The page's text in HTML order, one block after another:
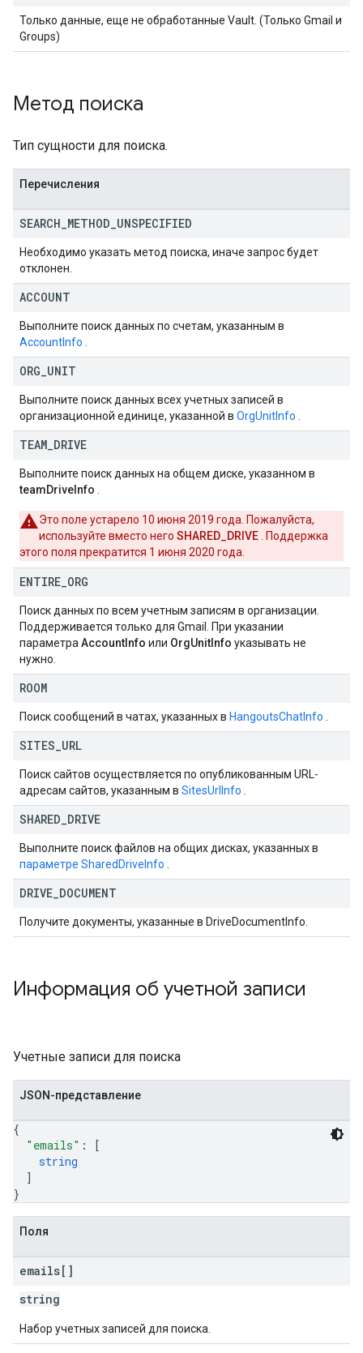
Только данные, еще не обработанные Vault. (Только Gmail и
Groups)
Метод поиска
Тип сущности для поиска.
Перечисления
SEARCH METHOD UNSPECIFIED
Необходимо указать метод поиска, иначе запрос будет
отклонен.
ACCOUNT
Выполните поиск данных по счетам, указанным в
AccountInfo
ORG UNIT
Выполните поиск данных всех учетных записей в
организационной единице, указанной в OrgUnitInfo
TEAM DRIVE
Выполните поиск данных на общем диске, указанном в
teamDriveInfo
Это поле устарело 10 июня 2019 года. Пожалуйста,
используйте вместо него SHARED_DRIVE . Поддержка
этого поля прекратится 1 июня 2020 года.
ENTIRE ORG
Поиск данных по всем учетным записям в организации.
Поддерживается только для Gmail. При указании
параметра AccountInfo или OrgUnitInfo указывать не
нужно.
ROOM
Поиск сообщений в чатах, указанных в HangoutsChatInfo
SITES URL
Поиск сайтов осуществляется по опубликованным URL-
адресам сайтов, указанным в SitesUrlInfo
SHARED DRIVE
Выполните поиск файлов на общих дисках, указанных в
параметре SharedDriveInfo
DRIVE DOCUMENT
Получите документы, указанные в DriveDocumentInfo.
Информация об учетной записи
Учетные записи для поиска
JSON-представление
{
"emails" :
[
string
]
}
Поля
emails[]
string
Набор учетных записей для поиска.